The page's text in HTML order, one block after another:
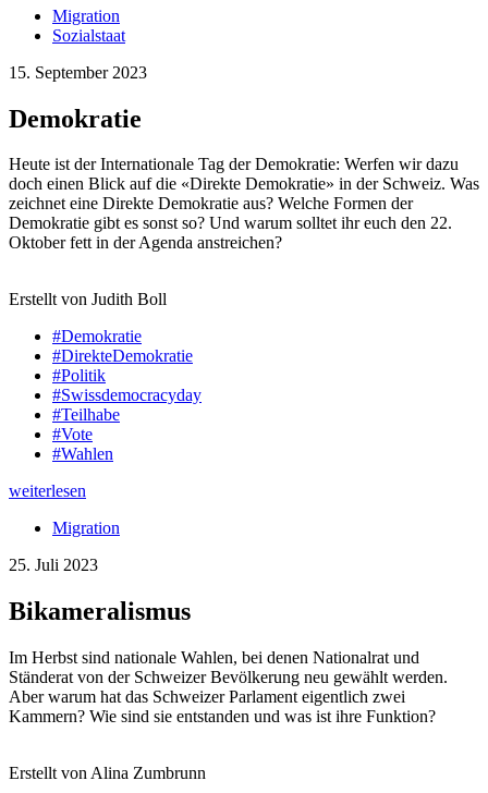
Migration
Sozialstaat
15. September 2023
Demokratie
Heute ist der Internationale Tag der Demokratie: Werfen wir dazu
doch einen Blick auf die «Direkte Demokratie» in der Schweiz. Was
zeichnet eine Direkte Demokratie aus? Welche Formen der
Demokratie gibt es sonst so? Und warum solltet ihr euch den 22.
Oktober fett in der Agenda anstreichen?
Erstellt von Judith Boll
#Demokratie
#DirekteDemokratie
#Politik
#Swissdemocracyday
#Teilhabe
#Vote
#Wahlen
weiterlesen
Migration
25. Juli 2023
Bikameralismus
Im Herbst sind nationale Wahlen, bei denen Nationalrat und
Ständerat von der Schweizer Bevölkerung neu gewählt werden.
Aber warum hat das Schweizer Parlament eigentlich zwei
Kammern? Wie sind sie entstanden und was ist ihre Funktion?
Erstellt von Alina Zumbrunn